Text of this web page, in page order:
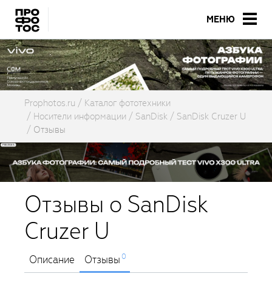
МЕНЮ
Prophotos.ru
Каталог фототехники
Носители информации
SanDisk
SanDisk Cruzer U
Отзывы
Отзывы о SanDisk
Cruzer U
Описание Отзывы0